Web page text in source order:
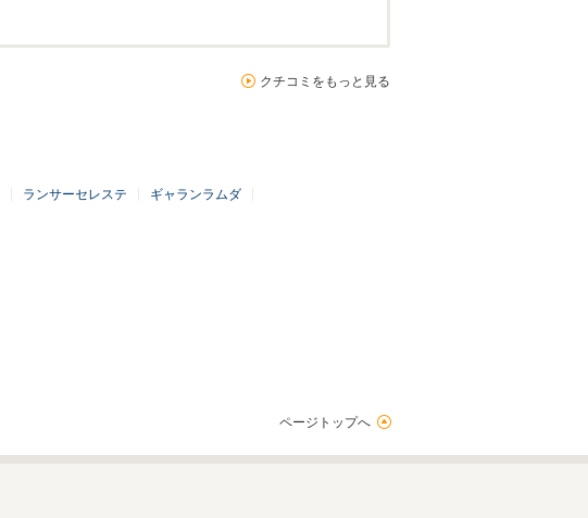
クチコミをもっと見る
ランサーセレステ
ギャランラムダ
ページトップへ